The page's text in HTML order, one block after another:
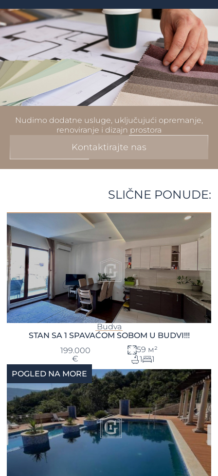
Nudimo dodatne usluge, uključujući opremanje,
renoviranje i dizajn prostora
Kontaktirajte nas
SLIČNE PONUDE:
Budva
STAN SA 1 SPAVAĆOM SOBOM U BUDVI!!!
199.000
€
59 м²
1
1
POGLED NA MORE